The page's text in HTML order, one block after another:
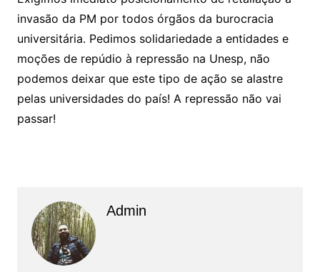
invasão da PM por todos órgãos da burocracia
universitária. Pedimos solidariedade a entidades e
moções de repúdio à repressão na Unesp, não
podemos deixar que este tipo de ação se alastre
pelas universidades do país! A repressão não vai
passar!
Admin